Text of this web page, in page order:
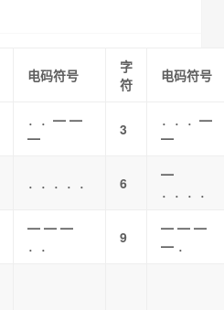
电码符号
字
符
电码符号
．．━ ━
━
3
．．．━
━
．．．．． 6
━
．．．．
━ ━ ━
．．
9
━ ━ ━
━ ．